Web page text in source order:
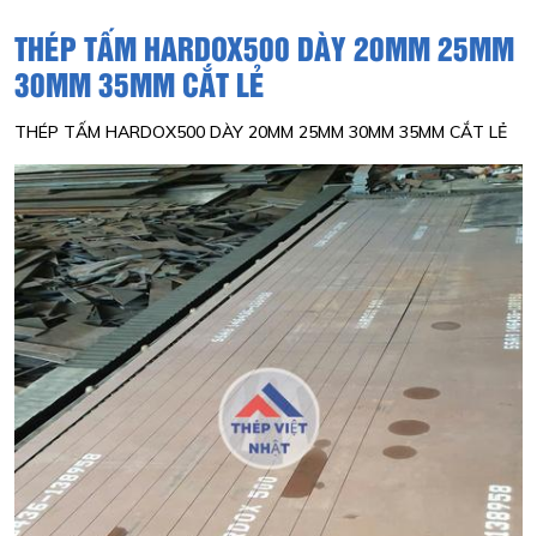
THÉP TẤM HARDOX500 DÀY 20MM 25MM
30MM 35MM CẮT LẺ
THÉP TẤM HARDOX500 DÀY 20MM 25MM 30MM 35MM CẮT LẺ